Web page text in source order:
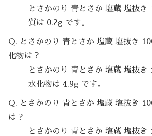
とさかのり 青とさか 塩蔵 塩抜き
質は 0.2g です。
Q. とさかのり 青とさか 塩蔵 塩抜き
化物は？
とさかのり 青とさか 塩蔵 塩抜き
水化物は 4.9g です。
Q. とさかのり 青とさか 塩蔵 塩抜き
は？
とさかのり 青とさか 塩蔵 塩抜き